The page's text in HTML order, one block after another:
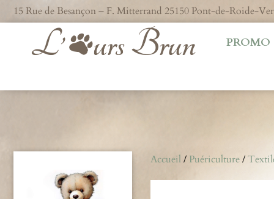
15 Rue de Besançon – F. Mitterrand 25150 Pont-de-Roide-
PROMO
Accueil / Puériculture/